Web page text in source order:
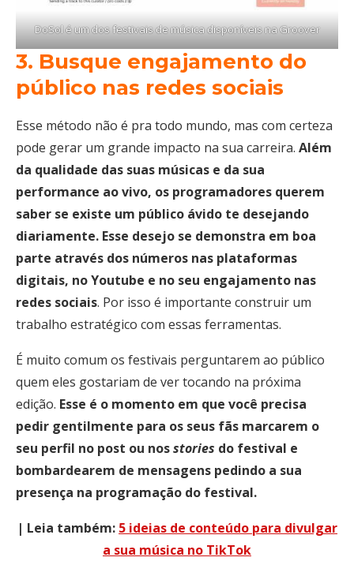
DoSol é um dos festivais de música disponíveis na Groover
3. Busque engajamento do
público nas redes sociais
Esse método não é pra todo mundo, mas com certeza
pode gerar um grande impacto na sua carreira. Além
da qualidade das suas músicas e da sua
performance ao vivo, os programadores querem
saber se existe um público ávido te desejando
diariamente. Esse desejo se demonstra em boa
parte através dos números nas plataformas
digitais, no Youtube e no seu engajamento nas
redes sociais. Por isso é importante construir um
trabalho estratégico com essas ferramentas.
É muito comum os festivais perguntarem ao público
quem eles gostariam de ver tocando na próxima
edição. Esse é o momento em que você precisa
pedir gentilmente para os seus fãs marcarem o
seu perfil no post ou nosstories do festival e
bombardearem de mensagens pedindo a sua
presença na programação do festival.
| Leia também: 5 ideias de conteúdo para divulgar
a sua música no TikTok